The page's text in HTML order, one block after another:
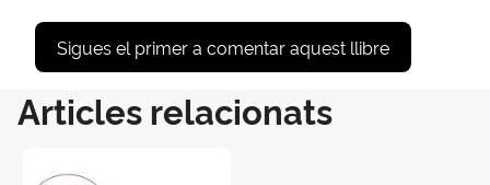
Sigues el primer a comentar aquest llibre
Articles relacionats